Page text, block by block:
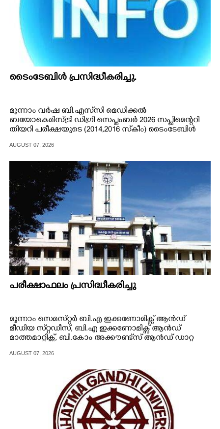
ടൈംടേബിൾ പ്രസിദ്ധീകരിച്ചു.
മൂന്നാം വർഷ ബി.എസ്‌സി മെഡിക്കൽ
ബയോകെമിസ്ട്രി ഡിഗ്രി സെപ്തംബർ 2026 സപ്ലിമെന്ററി
തിയറി പരീക്ഷയുടെ (2014,2016 സ്‌കീം) ടൈംടേബിൾ
AUGUST 07, 2026
പരീക്ഷാഫലം പ്രസിദ്ധീകരിച്ചു
മൂന്നാം സെമസ്​റ്റർ ബി.എ ഇക്കണോമിക്സ് ആൻഡ്
മീഡിയ സ്​റ്റഡീസ്, ബി.എ ഇക്കണോമിക്സ് ആൻഡ്
മാത്തമാ​റ്റിക്സ്, ബി.കോം അക്കൗണ്ട്സ് ആൻഡ് ഡാ​റ്റ
ഫലം പ്രസിദ്ധീകരിച്ചു.
AUGUST 07, 2026